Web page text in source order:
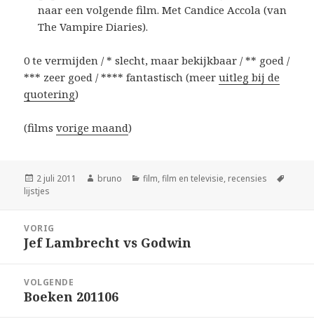
naar een volgende film. Met Candice Accola (van
The Vampire Diaries).
0 te vermijden / * slecht, maar bekijkbaar / ** goed /
*** zeer goed / **** fantastisch (meeruitleg bij de
quotering)
(filmsvorige maand)
Geplaatst
op
2 juli 2011 Auteur
bruno Categorieën
film,film en televisie, recensies
lijstjes
navigatie
VORIG
Vorig
Jef Lambrecht vs Godwin
VOLGENDE
Volgend
Boeken 201106